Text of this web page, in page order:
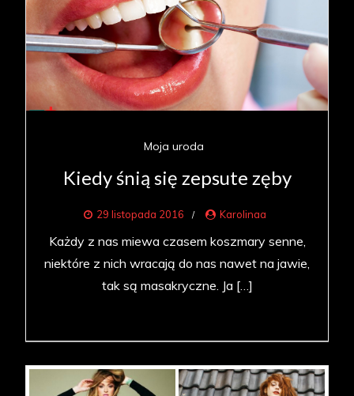
Moja uroda
Kiedy śnią się zepsute zęby
29 listopada 2016 Karolinaa
Każdy z nas miewa czasem koszmary senne,
niektóre z nich wracają do nas nawet na jawie,
tak są masakryczne. Ja […]